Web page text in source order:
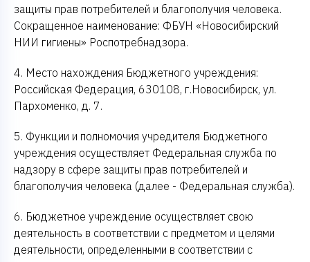
защиты прав потребителей и благополучия человека.
Сокращенное наименование: ФБУН «Новосибирский
НИИ гигиены» Роспотребнадзора.
4. Место нахождения Бюджетного учреждения:
Российская Федерация, 630108, г.Новосибирск, ул.
Пархоменко, д. 7.
5. Функции и полномочия учредителя Бюджетного
учреждения осуществляет Федеральная служба по
надзору в сфере защиты прав потребителей и
благополучия человека (далее - Федеральная служба).
6. Бюджетное учреждение осуществляет свою
деятельность в соответствии с предметом и целями
деятельности, определенными в соответствии с